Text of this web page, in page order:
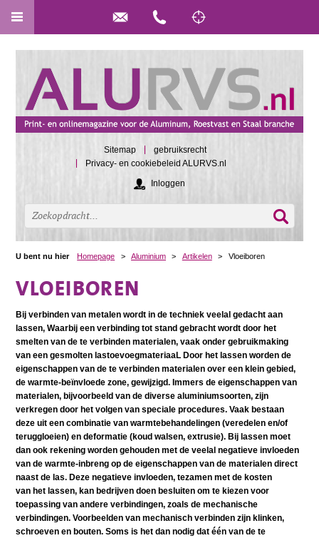
Sitemap
gebruiksrecht
Privacy- en cookiebeleid ALURVS.nl
Inloggen
U bent nu hier Homepage > Aluminium > Artikelen > Vloeiboren
VLOEIBOREN
Bij verbinden van metalen wordt in de techniek veelal gedacht aan
lassen, Waarbij een verbinding tot stand gebracht wordt door het
smelten van de te verbinden materialen, vaak onder gebruikmaking
van een gesmolten lastoevoegmateriaaL Door het lassen worden de
eigenschappen van de te verbinden materialen over een klein gebied,
de warmte-beïnvloede zone, gewijzigd. Immers de eigenschappen van
materialen, bijvoorbeeld van de diverse aluminiumsoorten, zijn
verkregen door het volgen van speciale procedures. Vaak bestaan
deze uit een combinatie van warmtebehandelingen (veredelen en/of
teruggloeien) en deformatie (koud walsen, extrusie). Bij lassen moet
dan ook rekening worden gehouden met de veelal negatieve invloeden
van de warmte-inbreng op de eigenschappen van de materialen direct
naast de las. Deze negatieve invloeden, tezamen met de kosten
van het lassen, kan bedrijven doen besluiten om te kiezen voor
toepassing van andere verbindingen, zoals de mechanische
verbindingen. Voorbeelden van mechanisch verbinden zijn klinken,
schroeven en bouten. Soms is het dan nodig dat één van de te